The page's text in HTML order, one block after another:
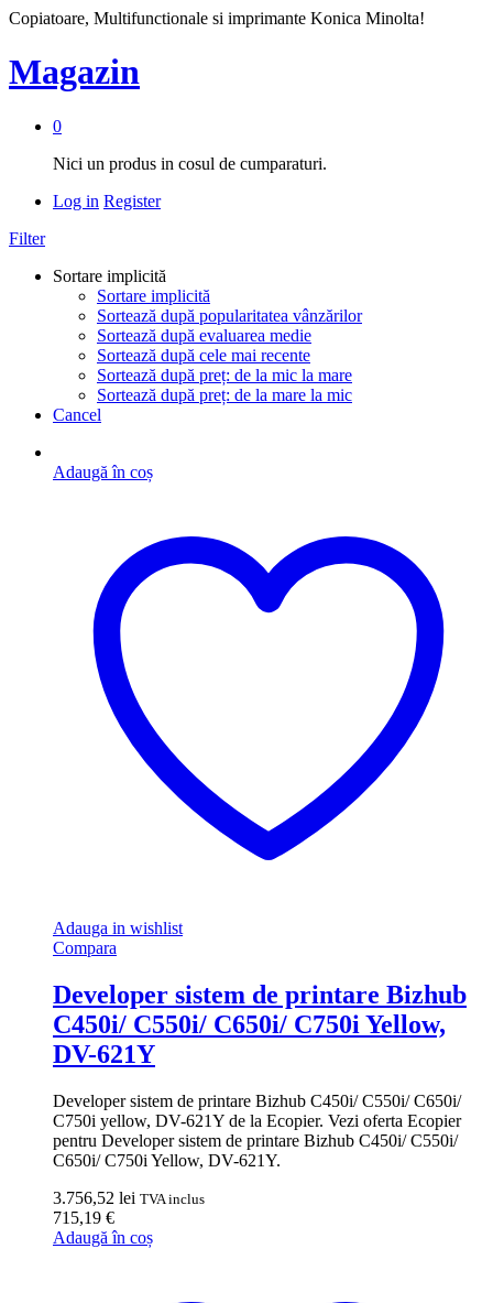
Copiatoare, Multifunctionale si imprimante Konica Minolta!
Magazin
0
Nici un produs in cosul de cumparaturi.
Log in Register
Filter
Sortare implicită
Sortare implicită
Sortează după popularitatea vânzărilor
Sortează după evaluarea medie
Sortează după cele mai recente
Sortează după preț: de la mic la mare
Sortează după preț: de la mare la mic
Cancel
Adaugă în coș
Adauga in wishlist
Compara
Developer sistem de printare Bizhub
C450i/ C550i/ C650i/ C750i Yellow,
DV-621Y
Developer sistem de printare Bizhub C450i/ C550i/ C650i/
C750i yellow, DV-621Y de la Ecopier. Vezi oferta Ecopier
pentru Developer sistem de printare Bizhub C450i/ C550i/
C650i/ C750i Yellow, DV-621Y.
3.756,52 lei TVA inclus
715,19 €
Adaugă în coș